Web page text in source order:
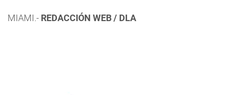
MIAMI.- REDACCIÓN WEB / DLA